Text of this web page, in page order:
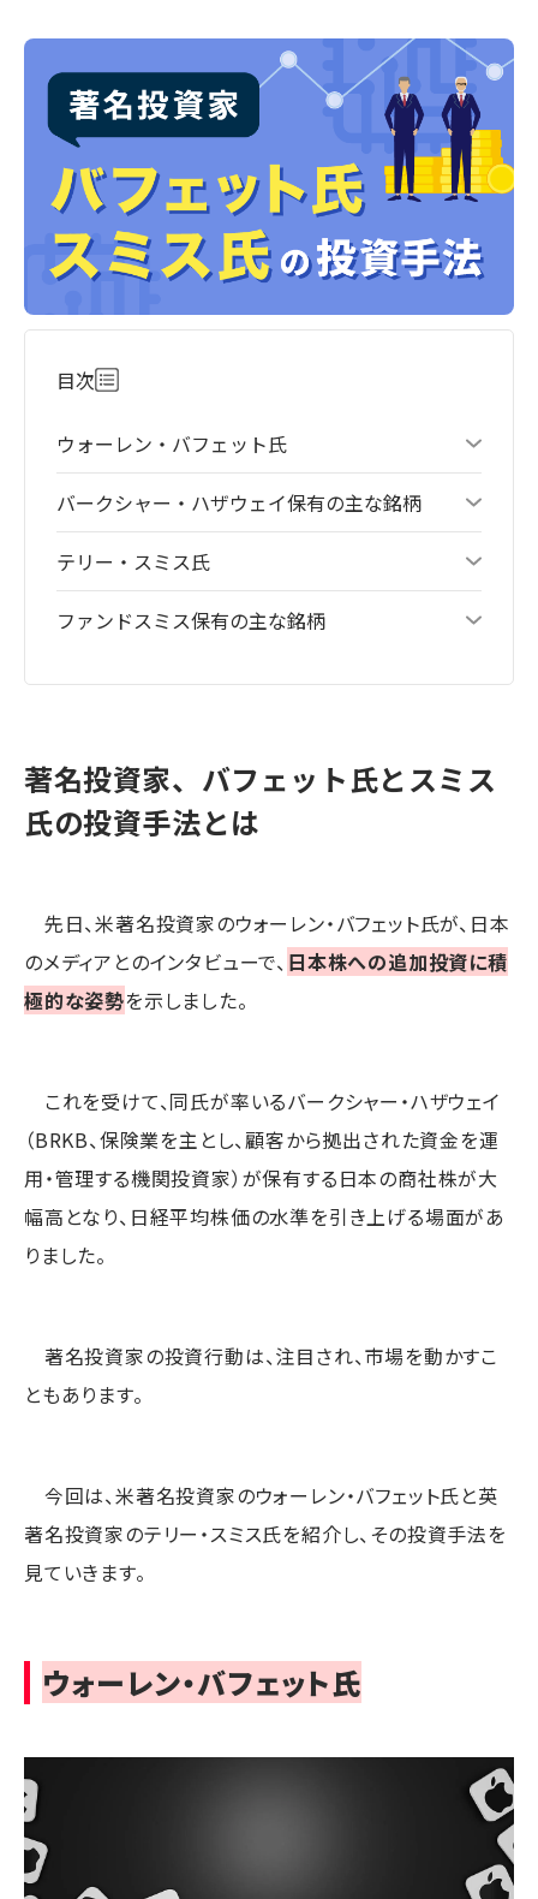
目次
ウォーレン・バフェット氏
バークシャー・ハザウェイ保有の主な銘柄
テリー・スミス氏
ファンドスミス保有の主な銘柄
著名投資家、バフェット氏とスミス
氏の投資手法とは
先日、米著名投資家のウォーレン・バフェット氏が、日本
のメディアとのインタビューで、 日本株への追加投資に積
極的な姿勢を示しました。
これを受けて、同氏が率いるバークシャー・ハザウェイ
（BRKB、保険業を主とし、顧客から拠出された資金を運
用・管理する機関投資家）が保有する日本の商社株が大
幅高となり、日経平均株価の水準を引き上げる場面があ
りました。
著名投資家の投資行動は、注目され、市場を動かすこ
ともあります。
今回は、米著名投資家のウォーレン・バフェット氏と英
著名投資家のテリー・スミス氏を紹介し、その投資手法を
見ていきます。
ウォーレン・バフェット氏